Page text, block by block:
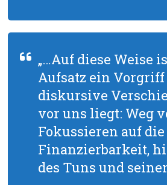
„…Auf diese Weise
Aufsatz ein Vorgriff
diskursive
vor uns liegt: Weg
Fokussieren auf die
Finanzierbarkeit,
des Tuns und